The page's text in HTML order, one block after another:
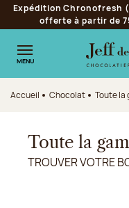
Aller à la navigation
Aller au contenu
Aller au pied de page
Expédition Chronofresh
offerte à partir de
MENU
Accueil Chocolat Toute la
Toute la
TROUVER VOTRE